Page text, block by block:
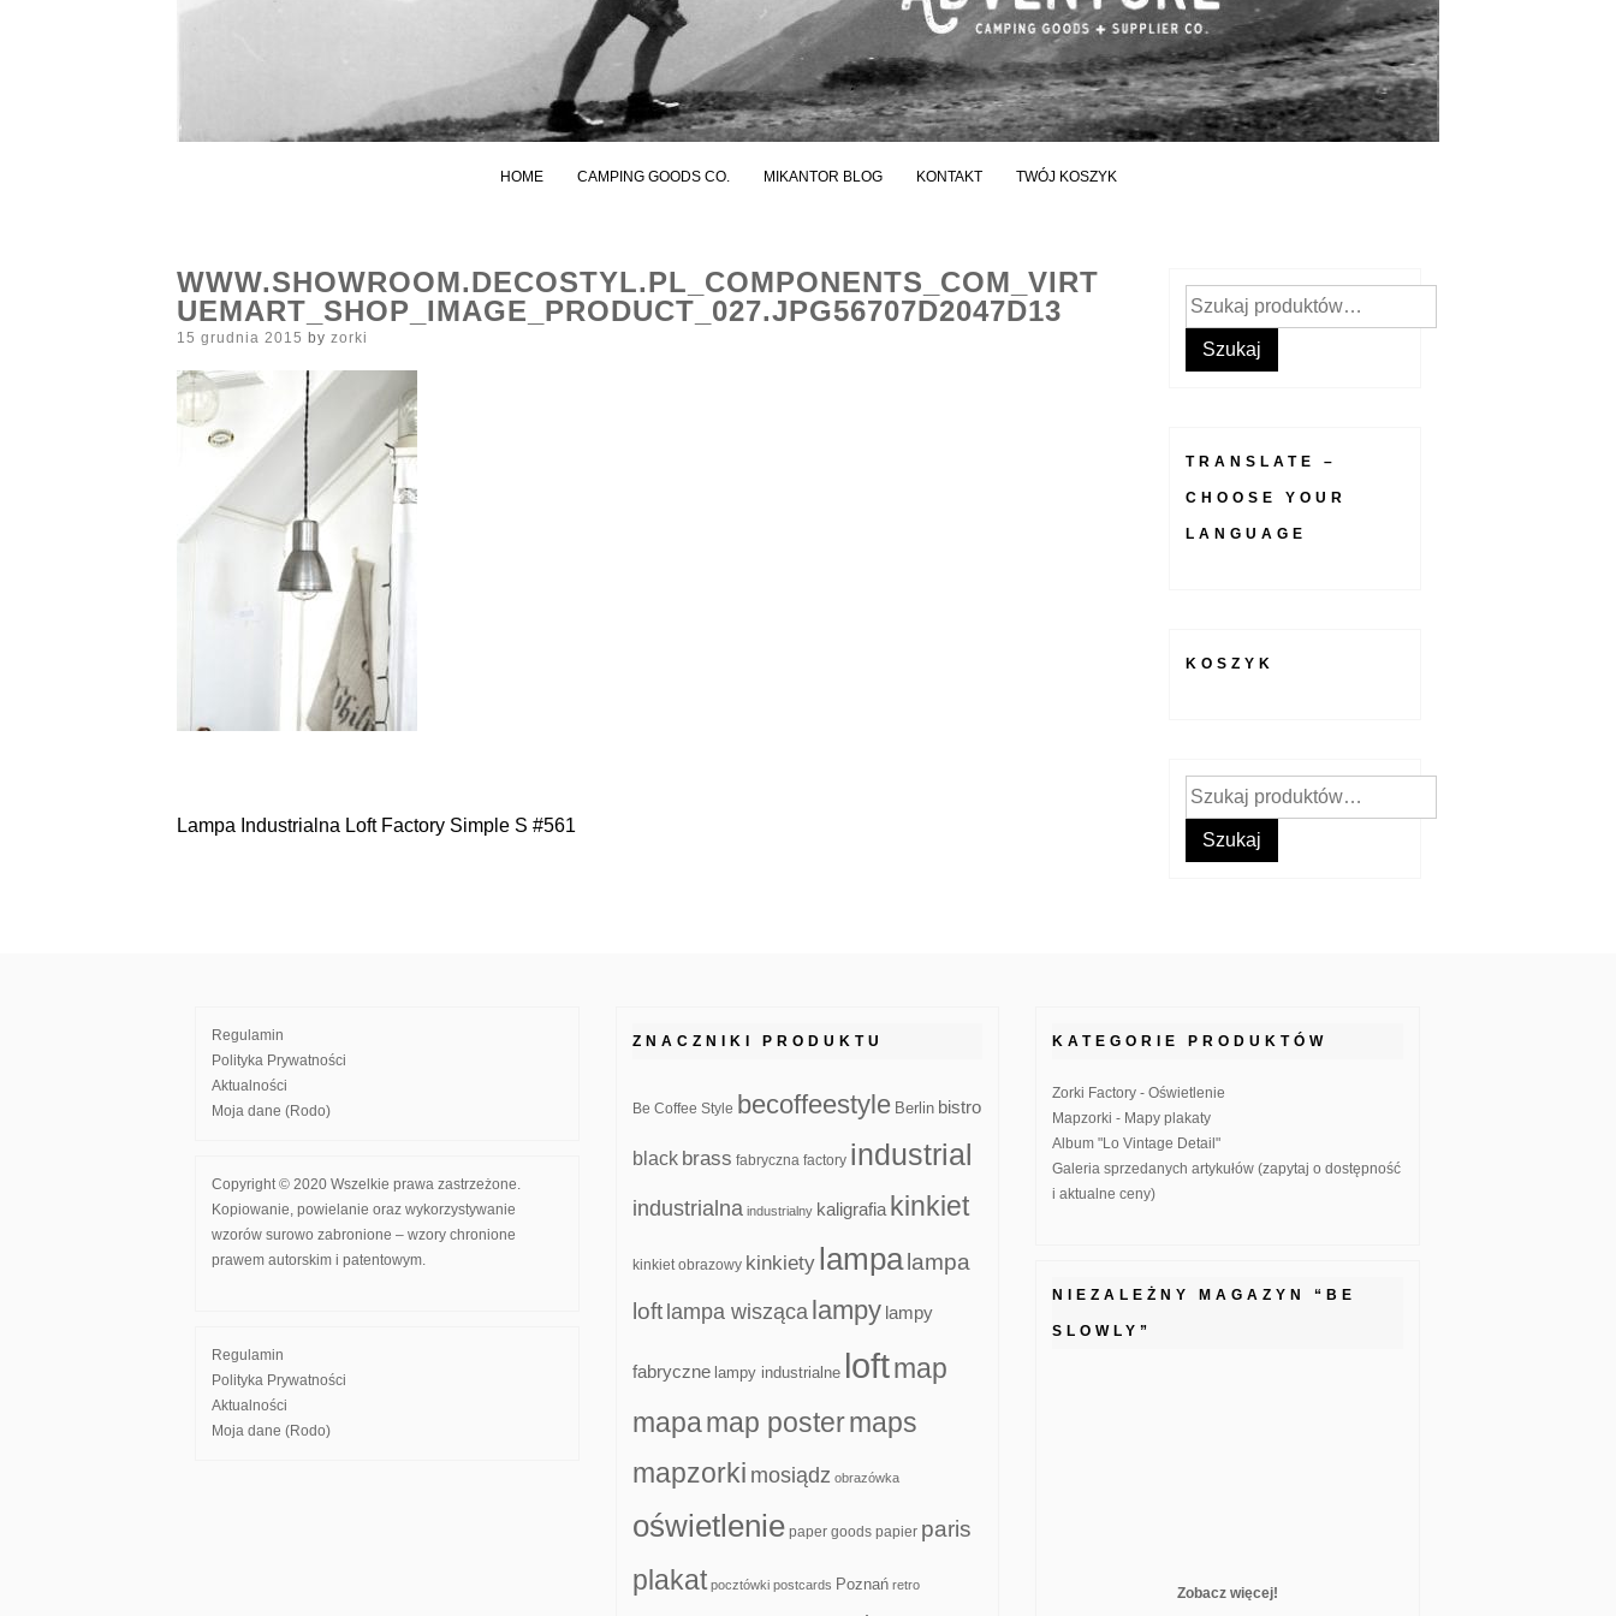
HOME CAMPING GOODS CO. MIKANTOR BLOG KONTAKT TWÓJ KOSZYK
WWW.SHOWROOM.DECOSTYL.PL_COMPONENTS_COM_VIRT
UEMART_SHOP_IMAGE_PRODUCT_027.JPG56707D2047D13
Posted
15 grudnia 2015 by zorki
Nawigacja
Lampa Industrialna Loft Factory Simple S #561
Szukaj:
Szukaj
TRANSLATE –
CHOOSE YOUR
LANGUAGE
KOSZYK
Szukaj:
Szukaj
Regulamin
Polityka Prywatności
Aktualności
Moja dane (Rodo)
Copyright © 2020 Wszelkie prawa zastrzeżone.
Kopiowanie, powielanie oraz wykorzystywanie
wzorów surowo zabronione – wzory chronione
prawem autorskim i patentowym.
Regulamin
Polityka Prywatności
Aktualności
Moja dane (Rodo)
ZNACZNIKI PRODUKTU
Be Coffee Style becoffeestyle Berlin bistro
black brass fabryczna factory industrial
industrialna industrialny kaligrafia kinkiet
kinkiet obrazowy kinkiety lampa lampa
loft lampa wisząca lampy lampy
fabryczne lampy industrialne loftmap
mapamap postermaps
mapzorki mosiądz obrazówka
oświetlenie paper goods papier paris
plakat pocztówki postcards Poznań retro
KATEGORIE PRODUKTÓW
Zorki Factory - Oświetlenie
Mapzorki - Mapy plakaty
Album "Lo Vintage Detail"
Galeria sprzedanych artykułów (zapytaj o dostępność
i aktualne ceny)
NIEZALEŻNY MAGAZYN “BE
SLOWLY”
Zobacz więcej!